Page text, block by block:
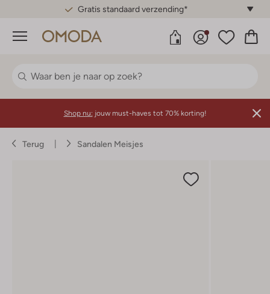
Gratis standaard verzending*
Menu
Shop nu: jouw must-haves tot 70% korting!
Terug Sandalen Meisjes